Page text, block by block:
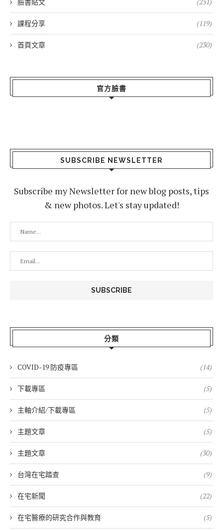
臉書貼文 (231)
課程分享 (119)
首頁文章 (230)
官方臉書
SUBSCRIBE NEWSLETTER
Subscribe my Newsletter for new blog posts, tips
& new photos. Let's stay updated!
分類
COVID-19 防疫專區 (14)
下載專區 (5)
主軸介紹/下載專區 (5)
主題文章 (5)
主題文章 (30)
台灣在宅踏查 (9)
在宅新聞 (22)
在宅醫療的研究合作與教育 (5)